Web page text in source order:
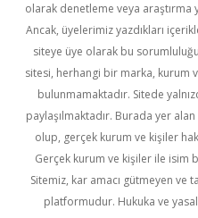
olarak denetleme veya araştırma
Ancak, üyelerimiz yazdıkları
siteye üye olarak bu
sitesi, herhangi bir marka, kurum
bulunmamaktadır. Sitede
paylaşılmaktadır. Burada yer
olup, gerçek kurum ve kişiler
Gerçek kurum ve kişiler ile
Sitemiz, kar amacı gütmeyen ve
platformudur. Hukuka ve